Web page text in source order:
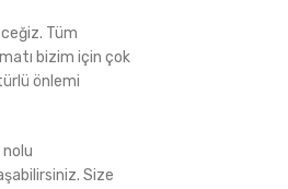
Tüm
bizim için çok
önlemi
Size